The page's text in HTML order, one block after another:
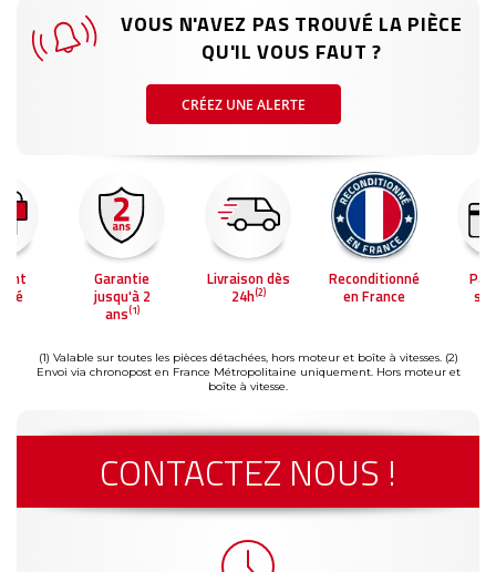
VOUS N'AVEZ PAS TROUVÉ LA PIÈCE
QU'IL VOUS FAUT ?
CRÉEZ UNE ALERTE
Garantie
jusqu'à 2
ans(1)
Livraison dès
24h(2)
Reconditionné
en France
(1) Valable sur toutes les pièces détachées, hors moteur et boîte à vitesses. (2)
Envoi via chronopost en France Métropolitaine uniquement. Hors moteur et
boîte à vitesse.
CONTACTEZ NOUS !